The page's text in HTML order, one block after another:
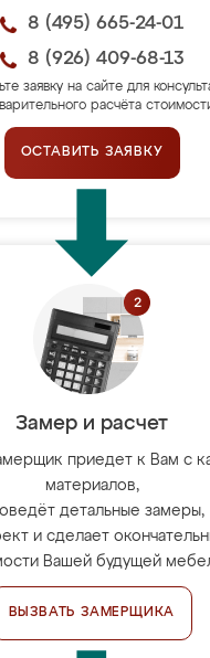
8 (495) 665-24-01
8 (926) 409-68-13
заявку на сайте для
расчёта
ОСТАВИТЬ ЗАЯВКУ
Замер и расчет
приедет к Вам с
материалов,
детальные замеры,
и сделает
Вашей будущей
ВЫЗВАТЬ ЗАМЕРЩИКА